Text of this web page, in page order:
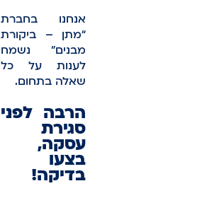
אנחנו בחברת
“מתן – ביקורת
מבנים” נשמח
לענות על כל
שאלה בתחום.
הרבה לפני
סגירת
עסקה,
בצעו
בדיקה!